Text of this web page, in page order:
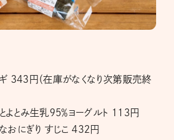
343円（在庫がなくなり次第販売終
よとみ生乳95％ヨーグルト 113円
おにぎり すじこ 432円